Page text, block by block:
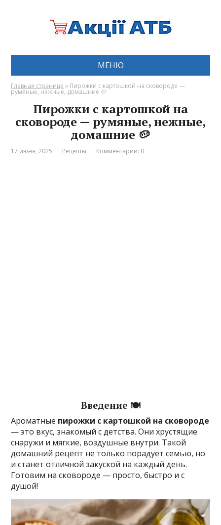
МЕНЮ
Главная страница » Пирожки с картошкой на сковороде —
румяные, нежные, домашние 🥔
Пирожки с картошкой на
сковороде — румяные, нежные,
домашние 🥔
17 июня, 2025 Рецепты Комментарии: 0
Введение 🍽️
Ароматные пирожки с картошкой на сковороде
— это вкус, знакомый с детства. Они хрустящие
снаружи и мягкие, воздушные внутри. Такой
домашний рецепт не только порадует семью, но
и станет отличной закуской на каждый день.
Готовим на сковороде — просто, быстро и с
душой!